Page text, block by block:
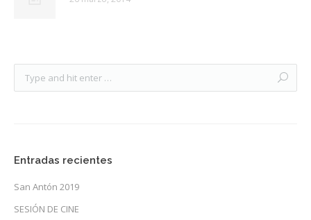
Entradas recientes
San Antón 2019
SESIÓN DE CINE